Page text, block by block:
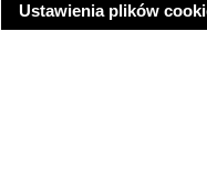
Ustawienia plikówinformacja o